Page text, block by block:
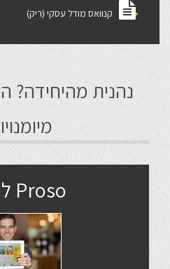
קנוואס מודל עסקי (ריק)
נהנית
Proso למנהל